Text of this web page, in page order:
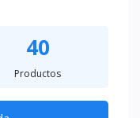
40
Productos